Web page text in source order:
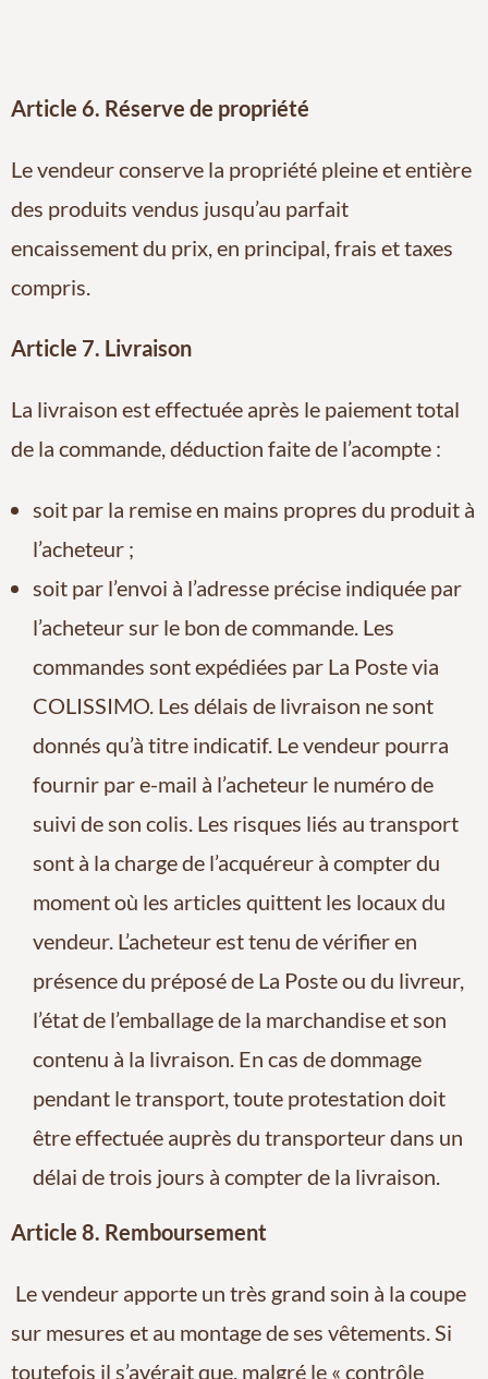
Article 6. Réserve de propriété
Le vendeur conserve la propriété pleine et entière
des produits vendus jusqu’au parfait
encaissement du prix, en principal, frais et taxes
compris.
Article 7. Livraison
La livraison est effectuée après le paiement total
de la commande, déduction faite de l’acompte :
soit par la remise en mains propres du produit à
l’acheteur ;
soit par l’envoi à l’adresse précise indiquée par
l’acheteur sur le bon de commande. Les
commandes sont expédiées par La Poste via
COLISSIMO. Les délais de livraison ne sont
donnés qu’à titre indicatif. Le vendeur pourra
fournir par e-mail à l’acheteur le numéro de
suivi de son colis. Les risques liés au transport
sont à la charge de l’acquéreur à compter du
moment où les articles quittent les locaux du
vendeur. L’acheteur est tenu de vérifier en
présence du préposé de La Poste ou du livreur,
l’état de l’emballage de la marchandise et son
contenu à la livraison. En cas de dommage
pendant le transport, toute protestation doit
être effectuée auprès du transporteur dans un
délai de trois jours à compter de la livraison.
Article 8. Remboursement
Le vendeur apporte un très grand soin à la coupe
sur mesures et au montage de ses vêtements. Si
toutefois il s’avérait que, malgré le « contrôle